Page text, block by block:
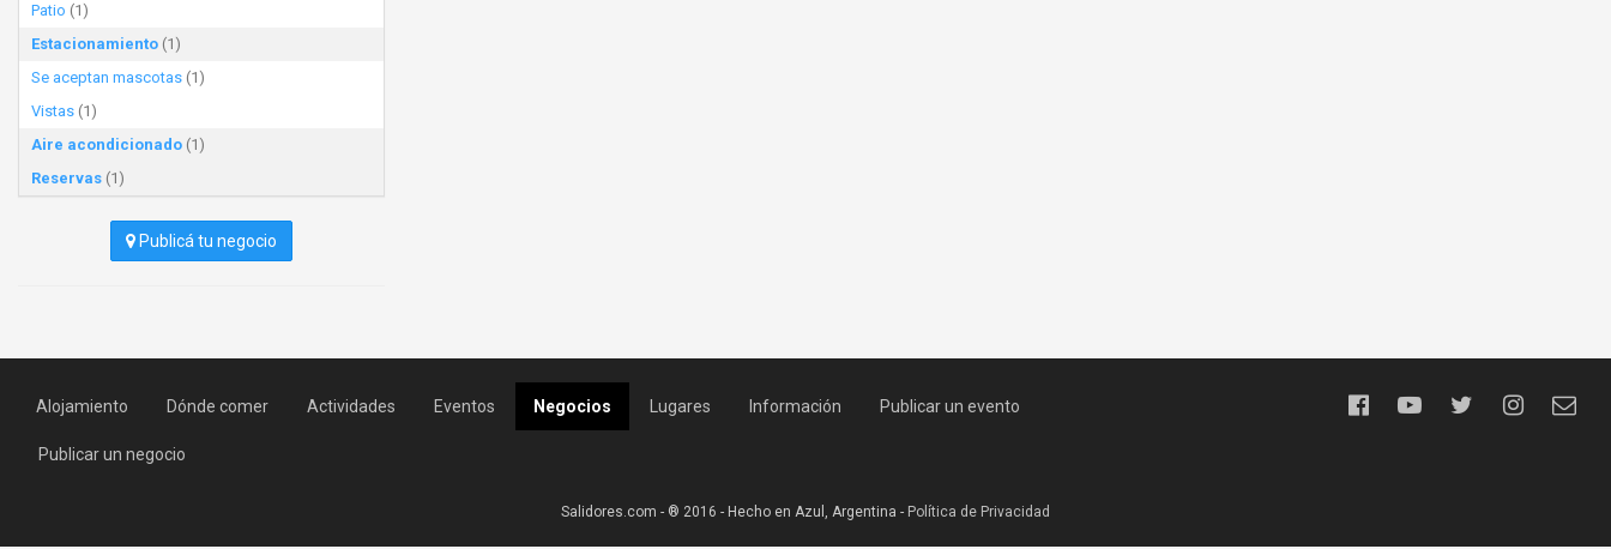
Patio (1)
Estacionamiento (1)
Se aceptan mascotas (1)
Vistas (1)
Aire acondicionado (1)
Reservas (1)
Publicá tu negocio
Alojamiento Dónde comer Actividades Eventos Negocios Lugares Información Publicar un evento
Publicar un negocio
Salidores.com - ® 2016 - Hecho en Azul, Argentina - Política de Privacidad